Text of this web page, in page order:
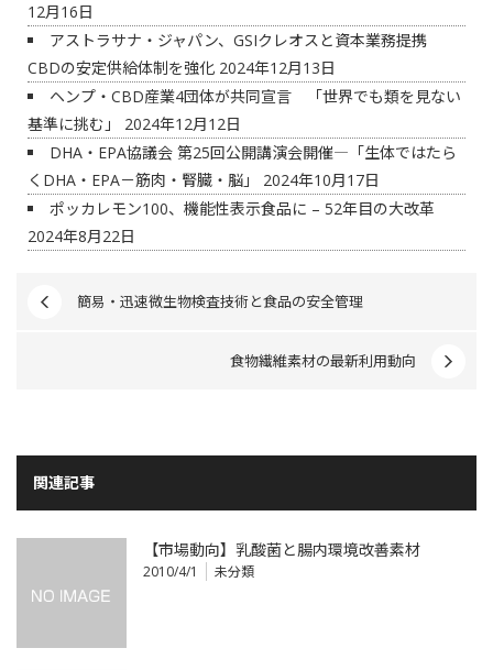
12月16日
アストラサナ・ジャパン、GSIクレオスと資本業務提携
CBDの安定供給体制を強化 2024年12月13日
ヘンプ・CBD産業4団体が共同宣言 「世界でも類を見ない
基準に挑む」
2024年12月12日
DHA・EPA協議会 第25回公開講演会開催―「生体ではたら
くDHA・EPA－筋肉・腎臓・脳」
2024年10月17日
ポッカレモン100、機能性表示食品に – 52年目の大改革
2024年8月22日
簡易・迅速微生物検査技術と食品の安全管理
食物繊維素材の最新利用動向
関連記事
【市場動向】乳酸菌と腸内環境改善素材
2010/4/1 未分類